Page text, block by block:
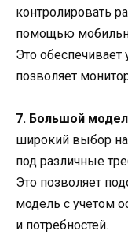
контролировать
помощью
Это обеспечивает
позволяет
7. Большой
широкий выбор
под различные
Это позволяет
модель с учетом
и потребностей.